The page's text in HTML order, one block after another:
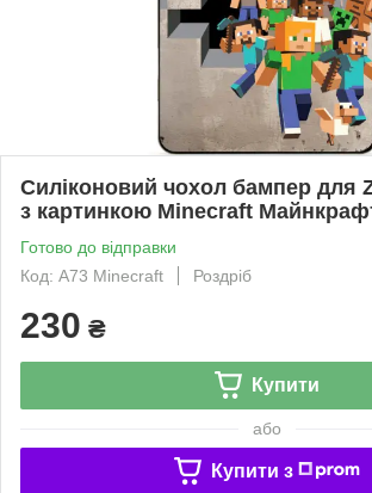
Силіконовий чохол бампер для
з картинкою Minecraft
Готово до відправки
Код: A73 Minecraft
Роздріб
230 ₴
Купити
або
Купити з